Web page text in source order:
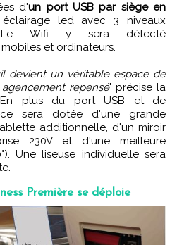
d'un port USB par siège en
led avec 3 niveaux
Le Wifi y sera détecté
et ordinateurs.
devient un véritable espace de
repensé" précise la
En plus du port USB et de
sera dotée d'une grande
additionnelle, d'un miroir
230V et d'une meilleure
Une liseuse individuelle sera
Première se déploie